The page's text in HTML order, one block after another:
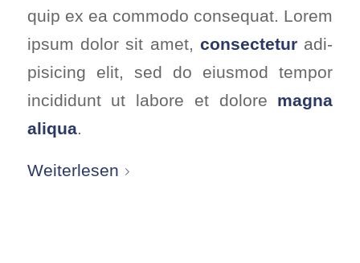
quip ex ea com­mo­do con­se­quat. Lorem
ipsum dolor sit amet,con­sec­te­tur adi­
pi­si­cing elit, sed do eius­mod tem­por
inci­didunt ut labo­re et dolo­re magna
ali­qua.
Wei­ter­le­sen